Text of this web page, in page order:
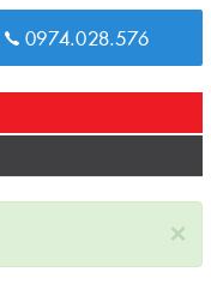
0974.028.576
×